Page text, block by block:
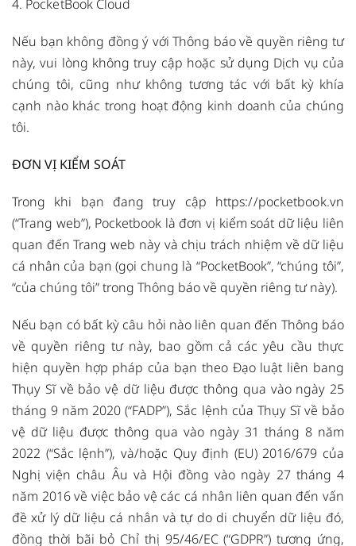
4. PocketBook Cloud
Nếu bạn không đồng ý với Thông báo về quyền riêng tư
này, vui lòng không truy cập hoặc sử dụng Dịch vụ của
chúng tôi, cũng như không tương tác với bất kỳ khía
cạnh nào khác trong hoạt động kinh doanh của chúng
tôi.
ĐƠN VỊ KIỂM SOÁT
Trong khi bạn đang truy cập https://pocketbook.vn
(“Trang web”), Pocketbook là đơn vị kiểm soát dữ liệu liên
quan đến Trang web này và chịu trách nhiệm về dữ liệu
cá nhân của bạn (gọi chung là “PocketBook”, “chúng tôi”,
“của chúng tôi” trong Thông báo về quyền riêng tư này).
Nếu bạn có bất kỳ câu hỏi nào liên quan đến Thông báo
về quyền riêng tư này, bao gồm cả các yêu cầu thực
hiện quyền hợp pháp của bạn theo Đạo luật liên bang
Thụy Sĩ về bảo vệ dữ liệu được thông qua vào ngày 25
tháng 9 năm 2020 (“FADP”), Sắc lệnh của Thụy Sĩ về bảo
vệ dữ liệu được thông qua vào ngày 31 tháng 8 năm
2022 (“Sắc lệnh”), và/hoặc Quy định (EU) 2016/679 của
Nghị viện châu Âu và Hội đồng vào ngày 27 tháng 4
năm 2016 về việc bảo vệ các cá nhân liên quan đến vấn
đề xử lý dữ liệu cá nhân và tự do di chuyển dữ liệu đó,
đồng thời bãi bỏ Chỉ thị 95/46/EC (“GDPR”) tương ứng,